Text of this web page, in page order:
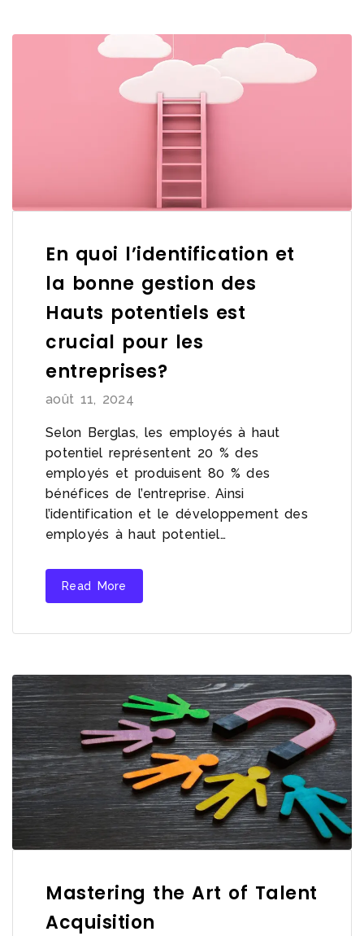
En quoi l’identification et
la bonne gestion des
Hauts potentiels est
crucial pour les
entreprises?
août 11, 2024
Selon Berglas, les employés à haut
potentiel représentent 20 % des
employés et produisent 80 % des
bénéfices de l’entreprise. Ainsi
l’identification et le développement des
employés à haut potentiel…
Read More
Mastering the Art of Talent
Acquisition